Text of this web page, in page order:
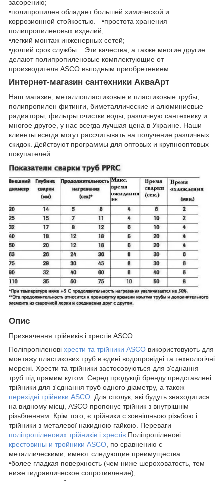
засорению;
•полипропилен обладает большей химической и
коррозионной стойкостью. •простота хранения
полипропиленовых изделий;
•легкий монтаж инженерных сетей;
•долгий срок службы. Эти качества, а также многие другие
делают полипропиленовые комплектующие от
производителя ASCO выгодным приобретением.
Интернет-магазин сантехники АкваАрт
Наш магазин, металлопластиковые и пластиковые трубы,
полипропилен фитинги, биметаллические и алюминиевые
радиаторы, фильтры очистки воды, различную сантехнику и
многое другое, у нас всегда лучшая цена в Украине. Наши
клиенты всегда могут рассчитывать на получение различных
скидок. Действуют программы для оптовых и крупнооптовых
покупателей.
Опис
Призначення трійників і хрестів ASCO
Поліпропіленові хрести та трійники ASCO використовують для
монтажу пластикових труб в єдині водопровідні та технологічні
мережі. Хрести та трійники застосовуються для з'єднання
труб під прямим кутом. Серед продукції бренду представлені
трійники для з'єднання труб одного діаметру, а також
перехідні трійники ASCO. Для сполук, які будуть знаходитися
на видному місці, ASCO пропонує трійник з внутрішнім
різьбленням. Крім того, є трійники c зовнішньою різьбою і
трійники з металевої накидною гайкою. Переваги
поліпропіленових трійників і хрестів Поліпропіленові
крестовины и тройники ASCO, по сравнению с
металлическими, имеют следующие преимущества:
•более гладкая поверхность (чем ниже шероховатость, тем
ниже гидравлическое сопротивление);